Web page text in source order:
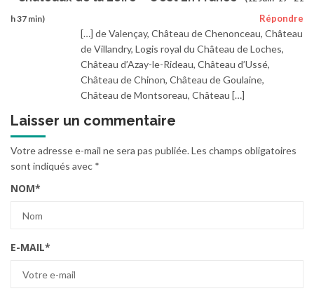
h 37 min)
Répondre
[…] de Valençay, Château de Chenonceau, Château
de Villandry, Logis royal du Château de Loches,
Château d’Azay-le-Rideau, Château d’Ussé,
Château de Chinon, Château de Goulaine,
Château de Montsoreau, Château […]
Laisser un commentaire
Votre adresse e-mail ne sera pas publiée.Les champs obligatoires
sont indiqués avec *
NOM*
E-MAIL*